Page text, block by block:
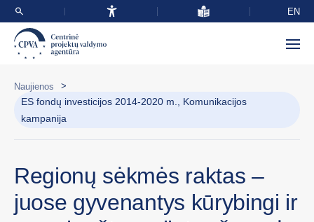
EN
Naujienos >
ES fondų investicijos 2014-2020 m., Komunikacijos
kampanija
Regionų sėkmės raktas –
juose gyvenantys kūrybingi ir